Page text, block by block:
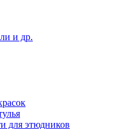
и др.
для этюдников